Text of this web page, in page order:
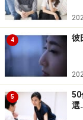
れる可能性があ
えれば、どれほ
えて人間関係
す。
縁のあった関係
相手にしてみれ
4 彼
5
50
選